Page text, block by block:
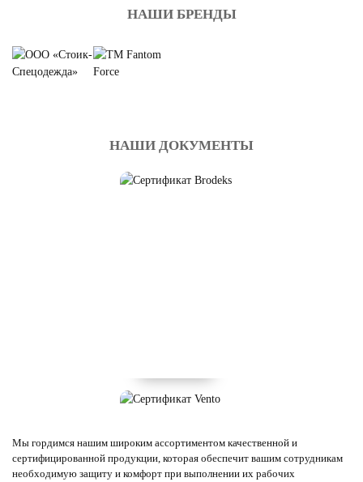
НАШИ БРЕНДЫ
НАШИ ДОКУМЕНТЫ
Мы гордимся нашим широким ассортиментом качественной и
сертифицированной продукции, которая обеспечит вашим сотрудникам
необходимую защиту и комфорт при выполнении их рабочих